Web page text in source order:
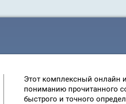
Этот комплексный онлайн
пониманию прочитанного
быстрого и точного